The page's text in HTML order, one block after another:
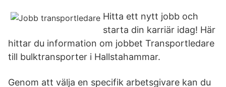
Hitta ett nytt jobb och
starta din karriär idag! Här
hittar du information om jobbet Transportledare
till bulktransporter i Hallstahammar.
Genom att välja en specifik arbetsgivare kan du